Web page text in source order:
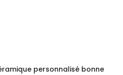
personnalisé bonne